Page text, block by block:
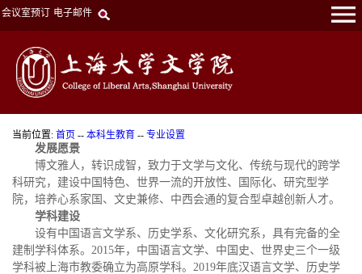
会议室预订 电子邮件
当前位置: 首页 -- 本科生教育 -- 专业设置
发展愿景
博文雅人，转识成智，致力于文学与文化、传统与现代的跨学
科研究，建设中国特色、世界一流的开放性、国际化、研究型学
院，培养心系家国、文史兼修、中西会通的复合型卓越创新人才。
学科建设
设有中国语言文学系、历史学系、文化研究系，具有完备的全
建制学科体系。2015年，中国语言文学、中国史、世界史三个一级
学科被上海市教委确立为高原学科。2019年底汉语言文学、历史学